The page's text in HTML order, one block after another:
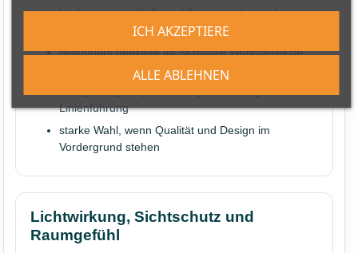
hochwertigere Stoff- und Fensterwirkung als
einfache Standardlösungen
besonders geeignet für sichtbare Wohnbereiche
und anspruchsvolle Einrichtungen
Linienführung
starke Wahl, wenn Qualität und Design im
Vordergrund stehen
Lichtwirkung, Sichtschutz und
Raumgefühl
ALLE ABLEHNEN
ICH AKZEPTIERE